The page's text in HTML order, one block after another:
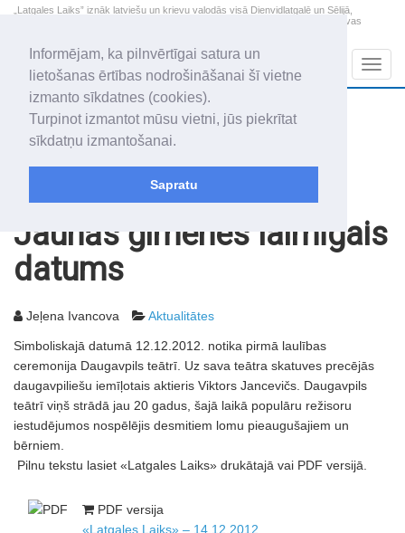
Informējam, ka pilnvērtīgai satura un
lietošanas ērtības nodrošināšanai šī vietne
izmanto sīkdatnes (cookies).
Turpinot izmantot mūsu vietni, jūs piekrītat
sīkdatņu izmantošanai.
Sapratu
„Latgales Laiks” iznāk latviešu un krievu valodās visā Dienvidlatgalē un Sēlijā,
„Latgales Laiks” latviešu valodā aptver Daugavpils valstspilsētu, Augšdaugavas
2026. gada 7. augusts
Piektdiena
Alfrēds, Fredis, Madars
+19.0
Jaunās ģimenes laimīgais
datums
Jeļena Ivancova Aktualitātes
Simboliskajā datumā 12.12.2012. notika pirmā laulības
ceremonija Daugavpils teātrī. Uz sava teātra skatuves precējās
daugavpiliešu iemīļotais aktieris Viktors Jancevičs. Daugavpils
teātrī viņš strādā jau 20 gadus, šajā laikā populāru režisoru
iestudējumos nospēlējis desmitiem lomu pieaugušajiem un
bērniem.
Pilnu tekstu lasiet «Latgales Laiks» drukātajā vai PDF versijā.
PDF versija
«Latgales Laiks» – 14.12.2012